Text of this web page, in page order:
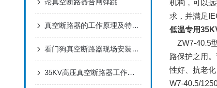
论真空断路器合闸弹跳
真空断路器的工作原理及特点介绍
看门狗真空断路器现场安装调试完整步骤
35KV高压真空断路器工作原理，真空灭弧室绝缘分合过载短路保护技术解析
机构，可以
求，并满足
低温专用
ZW7-40.5
路保护之用
性好、抗老
W7-40.5/